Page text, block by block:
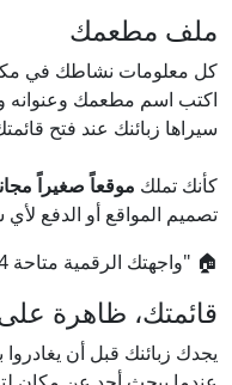
ملف مطعمك
كل معلومات نشاطك في
اكتب اسم مطعمك وعنوانه
سيراها زبائنك عند فتح
كأنك تملك موقعاً صغيراً
تصميم المواقع أو الدفع
🏠 "واجهتك الرقمية متاحة 24 ساعة في اليوم."
قائمتك، ظاهرة على
يجدك زبائنك قبل أن يغادروا